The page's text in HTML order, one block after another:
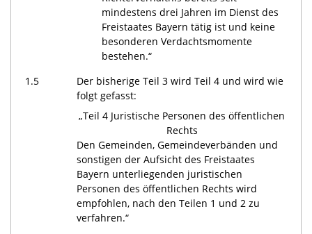
mindestens drei Jahren im Dienst des
Freistaates Bayern tätig ist und keine
besonderen Verdachtsmomente
bestehen.“
1.5
Der bisherige Teil 3 wird Teil 4 und wird wie
folgt gefasst:
„Teil 4 Juristische Personen des öffentlichen
Rechts
Den Gemeinden, Gemeindeverbänden und
sonstigen der Aufsicht des Freistaates
Bayern unterliegenden juristischen
Personen des öffentlichen Rechts wird
empfohlen, nach den Teilen 1 und 2 zu
verfahren.“